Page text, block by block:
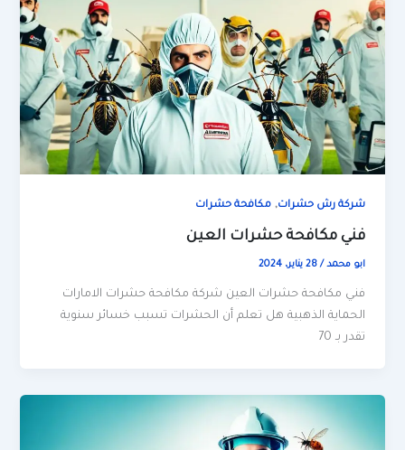
شركة رش حشرات,مكافحة حشرات
فني مكافحة حشرات العين
ابو محمد/28 يناير، 2024
فني مكافحة حشرات العين شركة مكافحة حشرات الامارات
الحماية الذهبية هل تعلم أن الحشرات تسبب خسائر سنوية
تقدر بـ 70